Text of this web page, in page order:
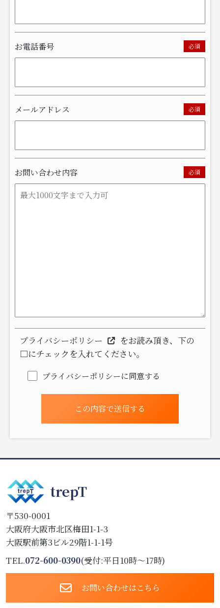
お電話番号 必須
メールアドレス 必須
お問い合わせ内容 必須
プライバシーポリシー
をお読み頂き、下の
□にチェックを入れてください。
プライバシーポリシーに同意する
trepT
〒530-0001
大阪府大阪市北区梅田1-1-3
大阪駅前第3ビル29階1-1-1号
TEL.072-600-0390(受付:平日10時～17時)
お問い合わせはこちら